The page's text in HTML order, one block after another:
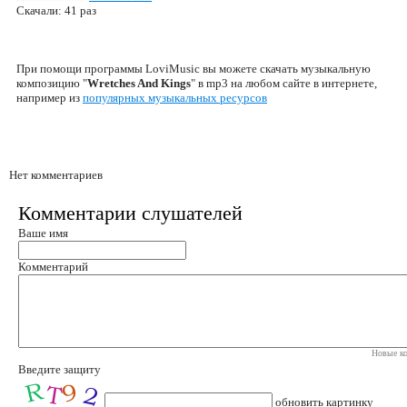
Скачали: 41 раз
При помощи программы LoviMusic вы можете скачать музыкальную
композицию "Wretches And Kings" в mp3 на любом сайте в интернете,
например из популярных музыкальных ресурсов
Нет комментариев
Комментарии слушателей
Ваше имя
Комментарий
Новые
Введите защиту
обновить картинку